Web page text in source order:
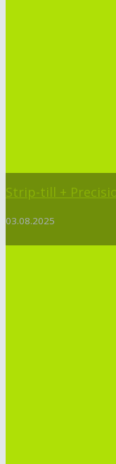
Strip-till +
03.08.2025